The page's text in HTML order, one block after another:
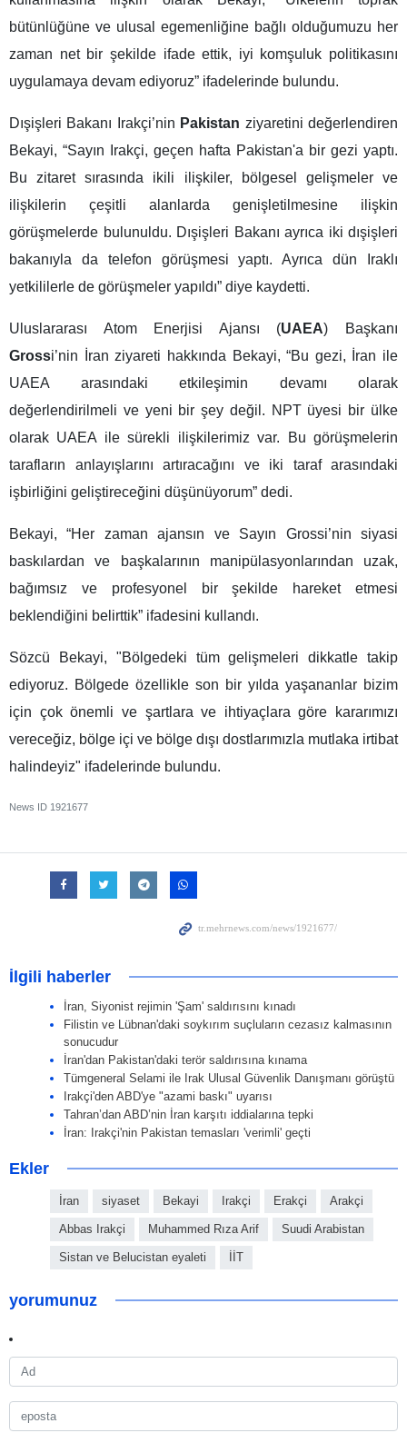
bütünlüğüne ve ulusal egemenliğine bağlı olduğumuzu her
zaman net bir şekilde ifade ettik, iyi komşuluk politikasını
uygulamaya devam ediyoruz” ifadelerinde bulundu.
Dışişleri Bakanı Irakçi’nin Pakistan ziyaretini değerlendiren
Bekayi, “Sayın Irakçi, geçen hafta Pakistan'a bir gezi yaptı.
Bu zitaret sırasında ikili ilişkiler, bölgesel gelişmeler ve
ilişkilerin çeşitli alanlarda genişletilmesine ilişkin
görüşmelerde bulunuldu. Dışişleri Bakanı ayrıca iki dışişleri
bakanıyla da telefon görüşmesi yaptı. Ayrıca dün Iraklı
yetkililerle de görüşmeler yapıldı” diye kaydetti.
Uluslararası Atom Enerjisi Ajansı (UAEA) Başkanı
Grossi’nin İran ziyareti hakkında Bekayi, “Bu gezi, İran ile
UAEA arasındaki etkileşimin devamı olarak
değerlendirilmeli ve yeni bir şey değil. NPT üyesi bir ülke
olarak UAEA ile sürekli ilişkilerimiz var. Bu görüşmelerin
tarafların anlayışlarını artıracağını ve iki taraf arasındaki
işbirliğini geliştireceğini düşünüyorum” dedi.
Bekayi, “Her zaman ajansın ve Sayın Grossi’nin siyasi
baskılardan ve başkalarının manipülasyonlarından uzak,
bağımsız ve profesyonel bir şekilde hareket etmesi
beklendiğini belirttik” ifadesini kullandı.
Sözcü Bekayi, "Bölgedeki tüm gelişmeleri dikkatle takip
ediyoruz. Bölgede özellikle son bir yılda yaşananlar bizim
için çok önemli ve şartlara ve ihtiyaçlara göre kararımızı
vereceğiz, bölge içi ve bölge dışı dostlarımızla mutlaka irtibat
halindeyiz" ifadelerinde bulundu.
News ID 1921677
İlgili haberler
İran, Siyonist rejimin 'Şam' saldırısını kınadı
Filistin ve Lübnan'daki soykırım suçluların cezasız kalmasının
sonucudur
İran'dan Pakistan'daki terör saldırısına kınama
Tümgeneral Selami ile Irak Ulusal Güvenlik Danışmanı görüştü
Irakçi'den ABD'ye "azami baskı" uyarısı
Tahran’dan ABD’nin İran karşıtı iddialarına tepki
İran: Irakçi'nin Pakistan temasları 'verimli' geçti
Ekler
İran siyaset Bekayi Irakçi Erakçi Arakçi
Abbas Irakçi Muhammed Rıza Arif Suudi Arabistan
Sistan ve Belucistan eyaleti İİT
yorumunuz